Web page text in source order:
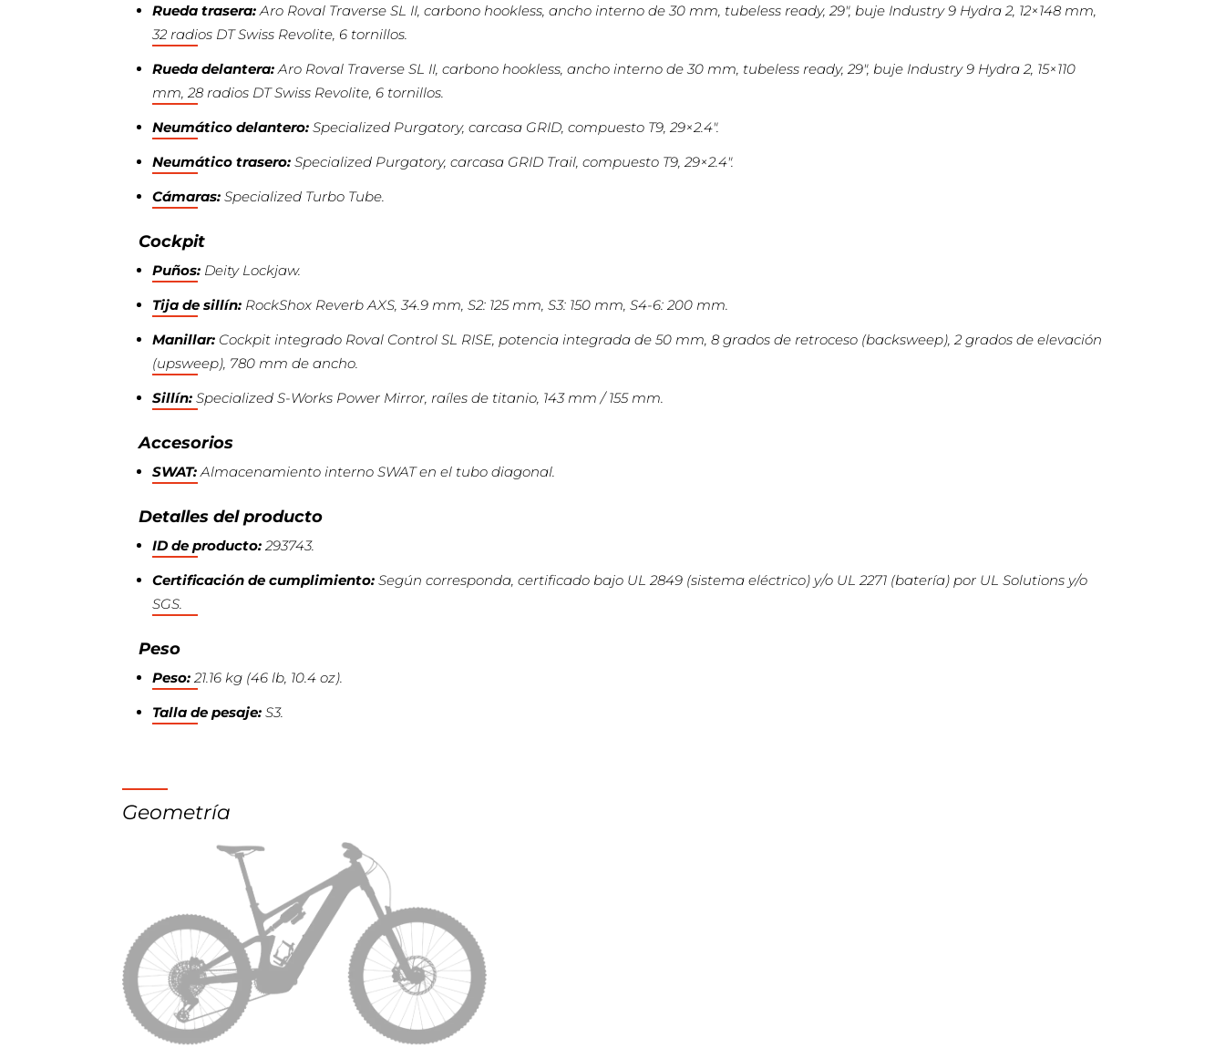
Rueda trasera:Aro Roval Traverse SL II, carbono hookless, ancho interno de 30 mm, tubeless ready, 29″, buje Industry 9 Hydra 2, 12×148 mm,
32 radios DT Swiss Revolite, 6 tornillos.
Rueda delantera:Aro Roval Traverse SL II, carbono hookless, ancho interno de 30 mm, tubeless ready, 29″, buje Industry 9 Hydra 2, 15×110
mm, 28 radios DT Swiss Revolite, 6 tornillos.
Neumático delantero: Specialized Purgatory, carcasa GRID, compuesto T9, 29×2.4″.
Neumático trasero: Specialized Purgatory, carcasa GRID Trail, compuesto T9, 29×2.4″.
Cámaras: Specialized Turbo Tube.
Cockpit
Puños: Deity Lockjaw.
Tija de sillín: RockShox Reverb AXS, 34.9 mm, S2: 125 mm, S3: 150 mm, S4-6: 200 mm.
Manillar: Cockpit integrado Roval Control SL RISE, potencia integrada de 50 mm, 8 grados de retroceso (backsweep), 2 grados de elevación
(upsweep), 780 mm de ancho.
Sillín: Specialized S-Works Power Mirror, raíles de titanio, 143 mm / 155 mm.
Accesorios
SWAT:Almacenamiento interno SWAT en el tubo diagonal.
Detalles del producto
ID de producto: 293743.
Certificación de cumplimiento: Según corresponda, certificado bajo UL 2849 (sistema eléctrico) y/o UL 2271 (batería) por UL Solutions y/o
SGS.
Peso
Peso: 21.16 kg (46 lb, 10.4 oz).
Talla de pesaje: S3.
Geometría